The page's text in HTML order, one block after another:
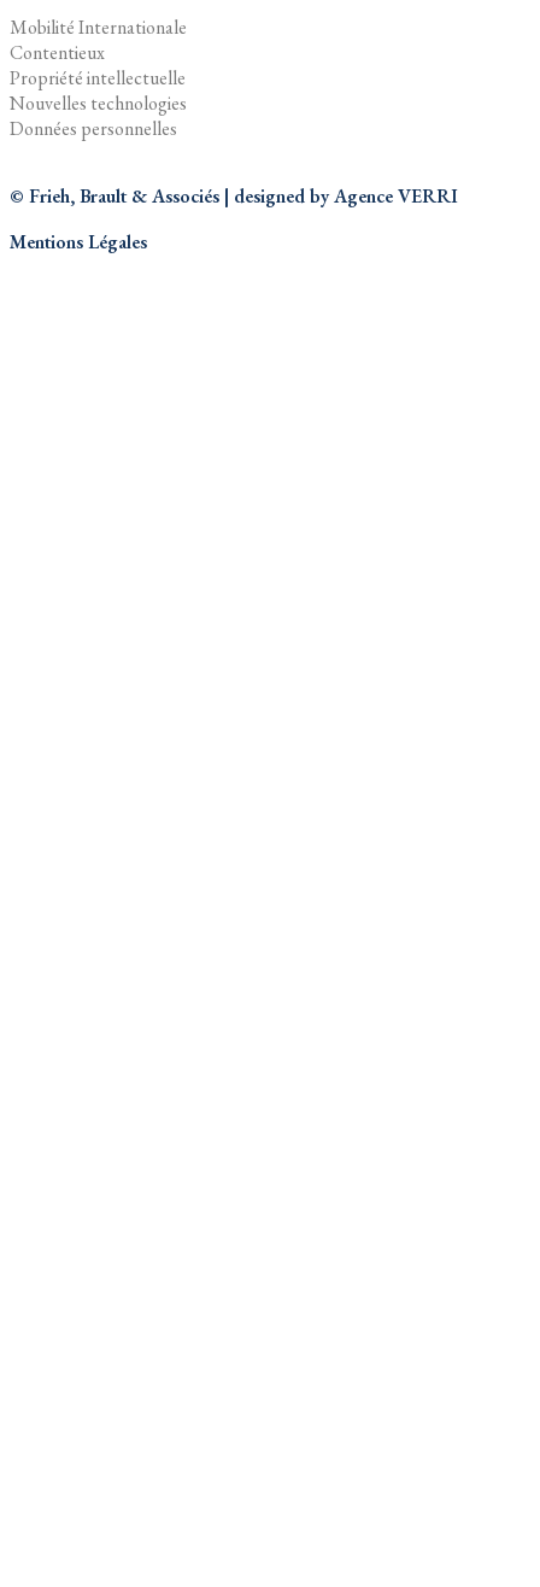
Mobilité Internationale
Contentieux
Propriété intellectuelle
Nouvelles technologies
Données personnelles
© Frieh, Brault & Associés | designed byAgence VERRI
Mentions Légales